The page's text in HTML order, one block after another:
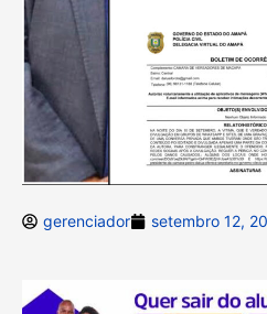
gerenciador setembro 12,